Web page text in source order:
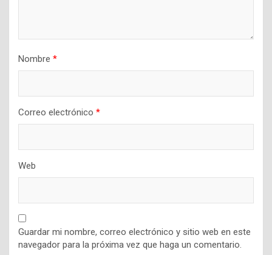
Nombre *
Correo electrónico *
Web
Guardar mi nombre, correo electrónico y sitio web en este
navegador para la próxima vez que haga un comentario.